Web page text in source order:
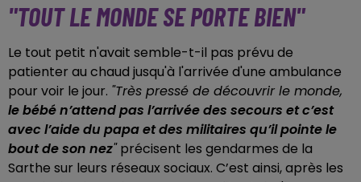
"TOUT LE MONDE SE PORTE BIEN"
Le tout petit n'avait semble-t-il pas prévu de
patienter au chaud jusqu'à l'arrivée d'une ambulance
pour voir le jour. "Très pressé de découvrir le monde,
le bébé n’attend pas l’arrivée des secours et c’est
avec l’aide du papa et des militaires qu’il pointe le
bout de son nez"précisent les gendarmes de la
Sarthe sur leurs réseaux sociaux. C’est ainsi, après les